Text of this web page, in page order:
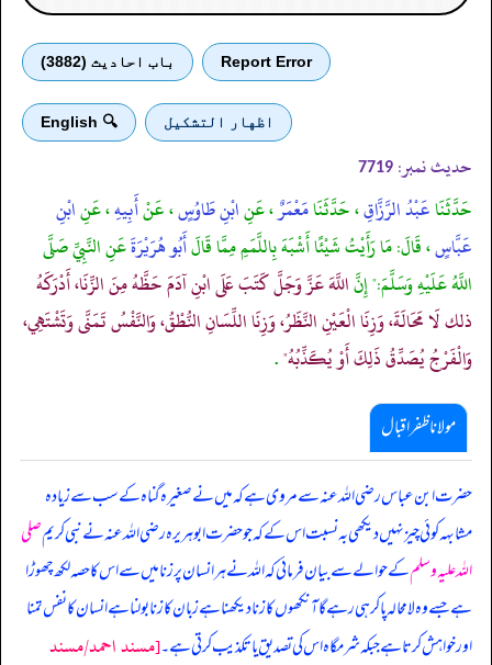
Report Error باب احادیث (3882)
اظهار التشكيل 🔍 English
حدیث نمبر: 7719
حَدَّثَنَاعَبْدُ الرَّزَّاقِ، حَدَّثَنَامَعْمَرٌ، عَنِابْنِ طَاوُسٍ، عَنْأَبِيهِ، عَنِابْنِ
عَبَّاسٍ، قَالَ: مَا رَأَيْتُ شَيْئًا أَشْبَهَ بِاللَّمَمِ مِمَّا قَالَأَبُو هُرَيْرَةَعَنِ النَّبِيِّ صَلَّى
اللَّهُ عَلَيْهِ وَسَلَّمَ:" إِنَّاللَّهَ عَزَّ وَجَلَّ كَتَبَ عَلَى ابْنِ آدَمَ حَظَّهُ مِنَ الزِّنَا، أَدْرَكَهُ
ذلك لَا مَحَالَةَ، وَزِنَا الْعَيْنِ النَّظَرُ، وَزِنَا اللِّسَانِ النُّطْقُ، وَالنَّفْسُ تَمَنَّى وَتَشْتَهِي،
وَالْفَرْجُ يُصَدِّقُ ذَلِكَ أَوْ يُكَذِّبُهُ".
مولانا ظفر اقبال
حضرت ابن عباس رضی اللہ عنہ سے مروی ہے کہ میں نے صغیرہ گناہ کے سب سے زیادہ
مشابہہ کوئی چیز نہیں دیکھی بہ نسبت اس کے کہ جو حضرت ابوہریرہ رضی اللہ عنہ نے نبی کریمصلی
اللہ علیہ وسلمکے حوالے سے بیان فرمائی کہ اللہ نے ہر انسان پر زنا میں سے اس کا حصہ لکھ چھوڑا
ہے جسے وہ لامحالہ پا کر ہی رہے گا آنکھوں کا زنا دیکھنا ہے زبان کا زنا بولنا ہے انسان کا نفس تمنا
اور خواہش کرتا ہے جبکہ شرمگاہ اس کی تصدیق یا تکذیب کرتی ہے۔[مسند احمد/مسند